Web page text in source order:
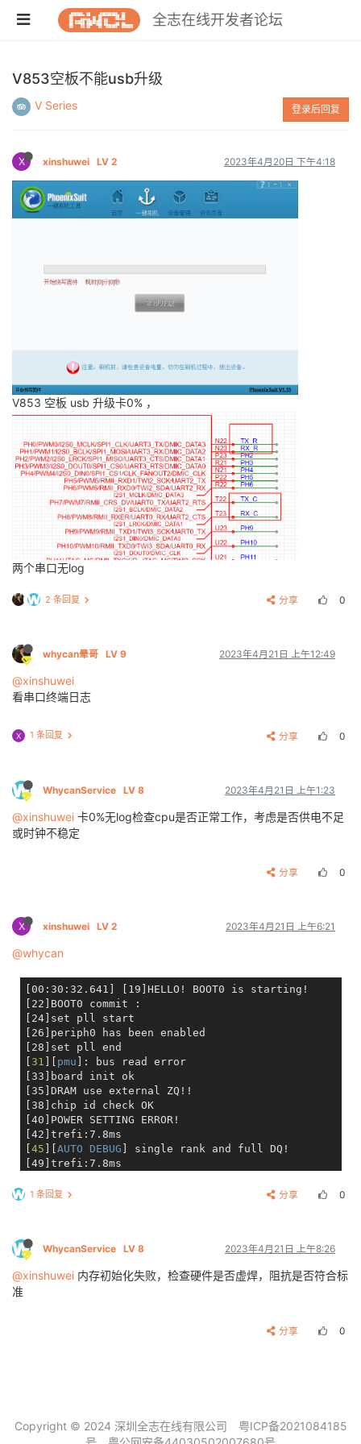
全志在线开发者论坛
V853空板不能usb升级
V Series 登录后回复
X xinshuwei LV 2 2023年4月20日 下午4:18
V853 空板 usb 升级卡0% ，
两个串口无log
2 条回复 分享 0
whycan晕哥 LV 9 2023年4月21日 上午12:49
@xinshuwei
看串口终端日志
X 1 条回复 分享 0
WhycanService LV 8 2023年4月21日 上午1:23
@xinshuwei 卡0%无log检查cpu是否正常工作，考虑是否供电不足
或时钟不稳定
分享 0
X xinshuwei LV 2 2023年4月21日 上午6:21
@whycan
[00:30:32.641] [19]HELLO! BOOT0 is starting!
[22]BOOT0 commit :
[24]set pll start
[26]periph0 has been enabled
[28]set pll end
31 pmu ]: bus read error
[33]board init ok
[35]DRAM use external ZQ!!
[38]chip id check OK
[40]POWER SETTING ERROR!
[42]trefi:7.8ms
45 AUTO DEBUG ] single rank and full DQ!
[49]trefi:7.8ms
[55][AUTO DEBUG
[65]DRAM CLK = 936 MHz
[67]DRAM Type = 3 (2:DDR2,3:DDR3)
[73]DRAM ODT value: 0x42.
[00:30:32.711] [82]DRAM simple test FAIL.
[84]fedcc098 != fedcba98 at address c0000000
1 条回复 分享 0
WhycanService LV 8 2023年4月21日 上午8:26
@xinshuwei 内存初始化失败，检查硬件是否虚焊，阻抗是否符合标
准
分享 0
Copyright © 2024 深圳全志在线有限公司
粤ICP备2021084185